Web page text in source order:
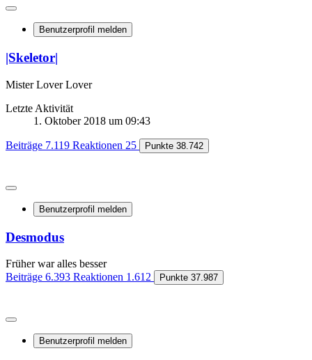
Benutzerprofil melden
|Skeletor|
Mister Lover Lover
Letzte Aktivität
1. Oktober 2018 um 09:43
Beiträge 7.119 Reaktionen 25 Punkte 38.742
Benutzerprofil melden
Desmodus
Früher war alles besser
Beiträge 6.393 Reaktionen 1.612 Punkte 37.987
Benutzerprofil melden